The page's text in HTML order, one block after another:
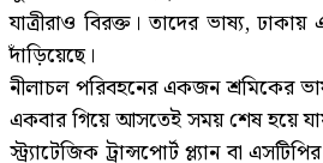
যাত্রীরাও বিরক্ত। তাদের ভাষ্য,
দাঁড়িয়েছে।
নীলাচল পরিবহনের একজন শ্রমিকের
একবার গিয়ে আসতেই সময় শেষ হয়ে
স্ট্র্যাটেজিক ট্রান্সপোর্ট প্ল্যান বা